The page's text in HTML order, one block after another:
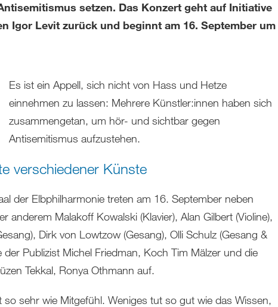
setzen. Das Konzert geht auf Initiative
Igor Levit zurück und beginnt am 16. September um
Es ist ein Appell, sich nicht von Hass und Hetze
einnehmen zu lassen: Mehrere Künstler:innen haben sich
zusammengetan, um hör- und sichtbar gegen
Antisemitismus aufzustehen.
verschiedener Künste
der Elbphilharmonie treten am 16. September neben
anderem Malakoff Kowalski (Klavier), Alan Gilbert (Violine),
Dirk von Lowtzow (Gesang), Olli Schulz (Gesang &
der Publizist Michel Friedman, Koch Tim Mälzer und die
Tekkal, Ronya Othmann auf.
so sehr wie Mitgefühl. Weniges tut so gut wie das Wissen,